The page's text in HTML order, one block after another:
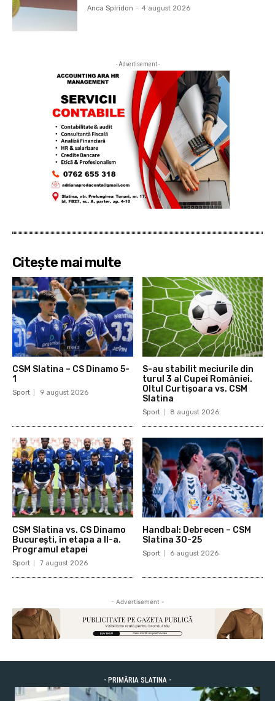
Anca Spiridon - 4 august 2026
- Advertisement -
Citește mai multe
CSM Slatina – CS Dinamo 5-
1
Sport 9 august 2026
S-au stabilit meciurile din
turul 3 al Cupei României.
Oltul Curtișoara vs. CSM
Slatina
Sport 8 august 2026
CSM Slatina vs. CS Dinamo
București, în etapa a II-a.
Programul etapei
Sport 7 august 2026
Handbal: Debrecen – CSM
Slatina 30-25
Sport 6 august 2026
- Advertisement -
- PRIMĂRIA SLATINA -